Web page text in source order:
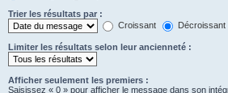
Trier les résultats par :
Croissant
Décroissant
Limiter les résultats selon leur ancienneté :
Afficher seulement les premiers :
Saisissez « 0 » pour afficher le message dans son